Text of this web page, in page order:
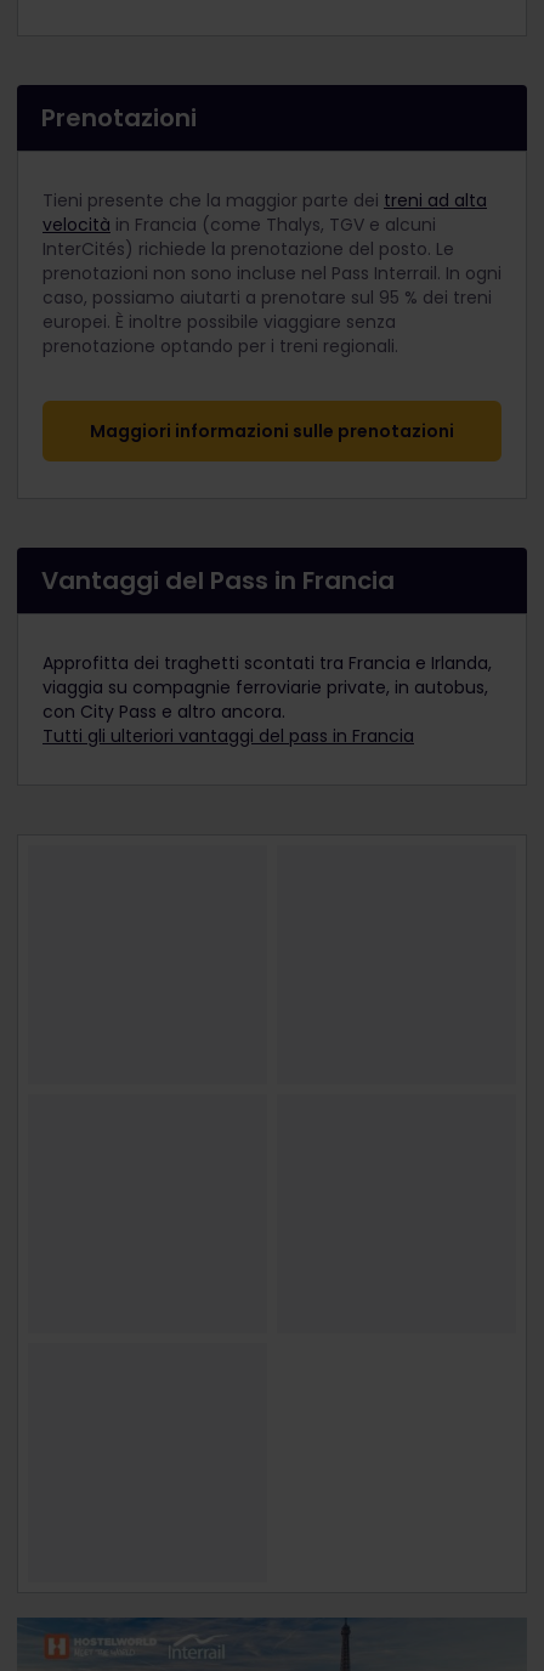
Prenotazioni
Tieni presente che la maggior parte dei treni ad alta
velocità in Francia (come Thalys, TGV e alcuni
InterCités) richiede la prenotazione del posto. Le
prenotazioni non sono incluse nel Pass Interrail. In ogni
caso, possiamo aiutarti a prenotare sul 95 % dei treni
europei. È inoltre possibile viaggiare senza
prenotazione optando per i treni regionali.
Maggiori informazioni sulle prenotazioni
Vantaggi del Pass in Francia
Approfitta dei traghetti scontati tra Francia e Irlanda,
viaggia su compagnie ferroviarie private, in autobus,
con City Pass e altro ancora.
Tutti gli ulteriori vantaggi del pass in Francia